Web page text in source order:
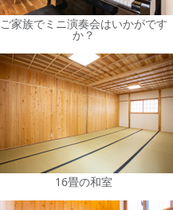
ご家族でミニ演奏会はいかがです
か？
16畳の和室